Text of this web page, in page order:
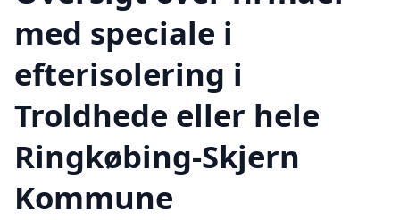
med speciale i
efterisolering i
Troldhede eller hele
Ringkøbing-Skjern
Kommune